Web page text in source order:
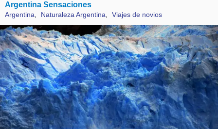
Argentina Sensaciones
Argentina, Naturaleza Argentina, Viajes de novios